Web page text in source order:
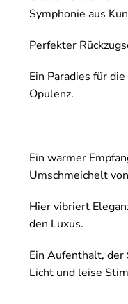
Symphonie aus
Perfekter
Ein Paradies für
Opulenz.
Ein warmer
Umschmeichelt
Hier vibriert
den Luxus.
Ein Aufenthalt, der
Licht und leise